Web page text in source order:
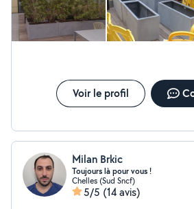
Voir le profil
Milan Brkic
Toujours là pour vous !
Chelles (Sud Sncf)
5/5 (14 avis)